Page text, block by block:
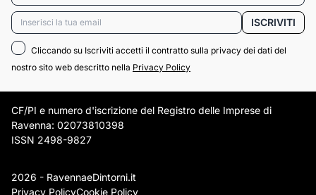
Email* ISCRIVITI
Cliccando su Iscriviti accetti il contratto sulla privacy dei dati del
nostro sito web descritto nella Privacy Policy
CF/PI e numero d'iscrizione del Registro delle Imprese di
Ravenna: 02073810398
ISSN 2498-9827
2026 - RavennaeDintorni.it
Privacy PolicyCookie Policy